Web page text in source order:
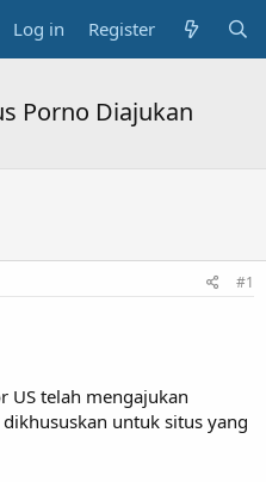
Log in Register
Porno Diajukan
#1
US telah mengajukan
untuk situs yang